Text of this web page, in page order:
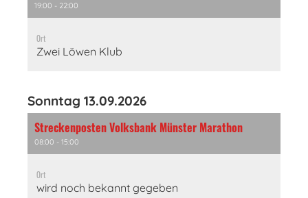
19:00 - 22:00
Ort
Zwei Löwen Klub
Sonntag 13.09.2026
Streckenposten Volksbank Münster Marathon
08:00 - 15:00
Ort
wird noch bekannt gegeben